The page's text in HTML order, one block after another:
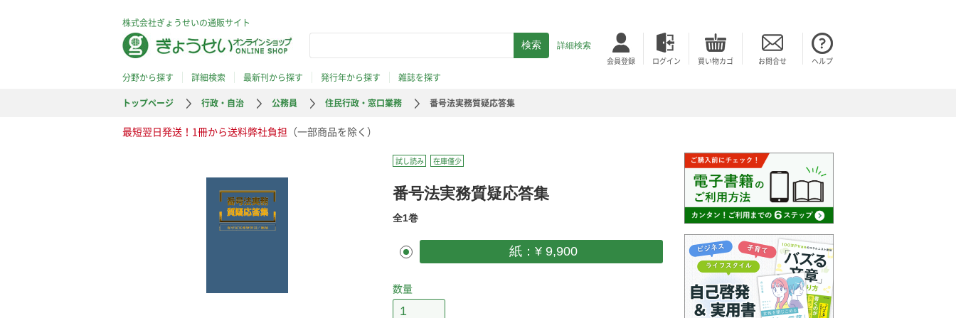
株式会社ぎょうせいの通販サイト
詳細検索
会員登録 ログイン 買い物カゴ お問合せ ヘルプ
分野から探す 詳細検索 最新刊から探す 発行年から探す
雑誌を探す
トップページ
行政・自治 公務員 住民行政・窓口業務 番号法実務質疑応答集
最短翌日発送！1冊から送料弊社負担 （一部商品を除く）
試し読み 在庫僅少
番号法実務質疑応答集
全1巻
紙：¥ 9,900
数量